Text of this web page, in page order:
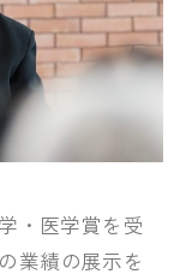
・医学賞を受
業績の展示を